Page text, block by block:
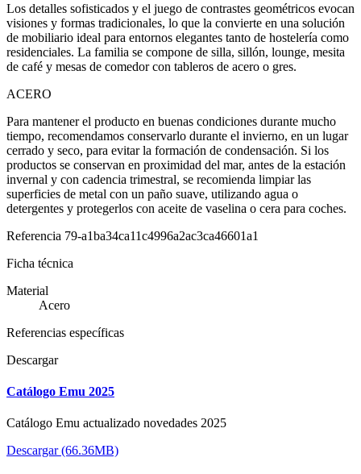
Los detalles sofisticados y el juego de contrastes geométricos evocan
visiones y formas tradicionales, lo que la convierte en una solución
de mobiliario ideal para entornos elegantes tanto de hostelería como
residenciales. La familia se compone de silla, sillón, lounge, mesita
de café y mesas de comedor con tableros de acero o gres.
ACERO
Para mantener el producto en buenas condiciones durante mucho
tiempo, recomendamos conservarlo durante el invierno, en un lugar
cerrado y seco, para evitar la formación de condensación. Si los
productos se conservan en proximidad del mar, antes de la estación
invernal y con cadencia trimestral, se recomienda limpiar las
superficies de metal con un paño suave, utilizando agua o
detergentes y protegerlos con aceite de vaselina o cera para coches.
Referencia 79-a1ba34ca11c4996a2ac3ca46601a1
Ficha técnica
Material
Acero
Referencias específicas
Descargar
Catálogo Emu 2025
Catálogo Emu actualizado novedades 2025
Descargar (66.36MB)